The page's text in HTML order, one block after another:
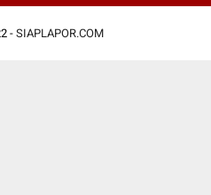
- SIAPLAPOR.COM